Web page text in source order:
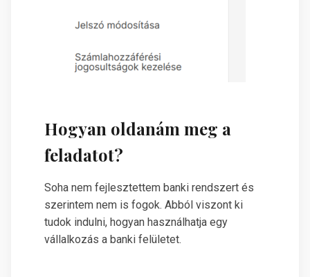
Hogyan oldanám meg a
feladatot?
Soha nem fejlesztettem banki rendszert és
szerintem nem is fogok. Abból viszont ki
tudok indulni, hogyan használhatja egy
vállalkozás a banki felületet.